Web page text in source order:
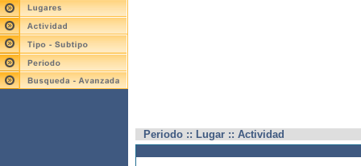
Periodo :: Lugar :: Actividad